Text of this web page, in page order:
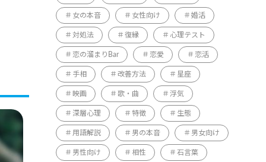
女の本音 女性向け 婚活
対処法 復縁 心理テスト
恋の溜まりBar 恋愛 恋活
手相 改善方法 星座
映画 歌・曲 浮気
深層心理 特徴 生態
用語解説 男の本音 男女向け
男性向け 相性 石言葉